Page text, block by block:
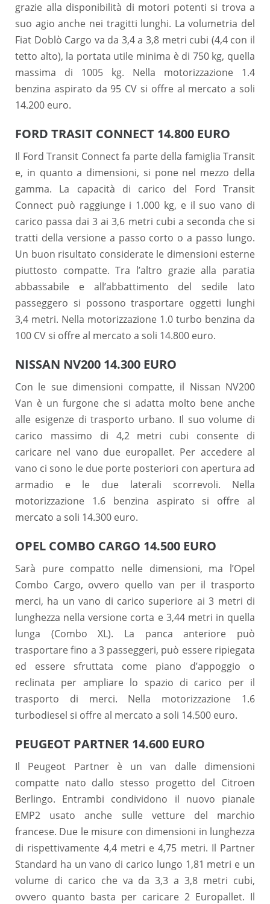
grazie alla disponibilità di motori potenti si trova a
suo agio anche nei tragitti lunghi. La volumetria del
Fiat Doblò Cargo va da 3,4 a 3,8 metri cubi (4,4 con il
tetto alto), la portata utile minima è di 750 kg, quella
massima di 1005 kg. Nella motorizzazione 1.4
benzina aspirato da 95 CV si offre al mercato a soli
14.200 euro.
FORD TRASIT CONNECT 14.800 EURO
Il Ford Transit Connect fa parte della famiglia Transit
e, in quanto a dimensioni, si pone nel mezzo della
gamma. La capacità di carico del Ford Transit
Connect può raggiunge i 1.000 kg, e il suo vano di
carico passa dai 3 ai 3,6 metri cubi a seconda che si
tratti della versione a passo corto o a passo lungo.
Un buon risultato considerate le dimensioni esterne
piuttosto compatte. Tra l’altro grazie alla paratia
abbassabile e all’abbattimento del sedile lato
passeggero si possono trasportare oggetti lunghi
3,4 metri. Nella motorizzazione 1.0 turbo benzina da
100 CV si offre al mercato a soli 14.800 euro.
NISSAN NV200 14.300 EURO
Con le sue dimensioni compatte, il Nissan NV200
Van è un furgone che si adatta molto bene anche
alle esigenze di trasporto urbano. Il suo volume di
carico massimo di 4,2 metri cubi consente di
caricare nel vano due europallet. Per accedere al
vano ci sono le due porte posteriori con apertura ad
armadio e le due laterali scorrevoli. Nella
motorizzazione 1.6 benzina aspirato si offre al
mercato a soli 14.300 euro.
OPEL COMBO CARGO 14.500 EURO
Sarà pure compatto nelle dimensioni, ma l’Opel
Combo Cargo, ovvero quello van per il trasporto
merci, ha un vano di carico superiore ai 3 metri di
lunghezza nella versione corta e 3,44 metri in quella
lunga (Combo XL). La panca anteriore può
trasportare fino a 3 passeggeri, può essere ripiegata
ed essere sfruttata come piano d’appoggio o
reclinata per ampliare lo spazio di carico per il
trasporto di merci. Nella motorizzazione 1.6
turbodiesel si offre al mercato a soli 14.500 euro.
PEUGEOT PARTNER 14.600 EURO
Il Peugeot Partner è un van dalle dimensioni
compatte nato dallo stesso progetto del Citroen
Berlingo. Entrambi condividono il nuovo pianale
EMP2 usato anche sulle vetture del marchio
francese. Due le misure con dimensioni in lunghezza
di rispettivamente 4,4 metri e 4,75 metri. Il Partner
Standard ha un vano di carico lungo 1,81 metri e un
volume di carico che va da 3,3 a 3,8 metri cubi,
ovvero quanto basta per caricare 2 Europallet. Il